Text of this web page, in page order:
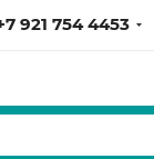
921 754 4453